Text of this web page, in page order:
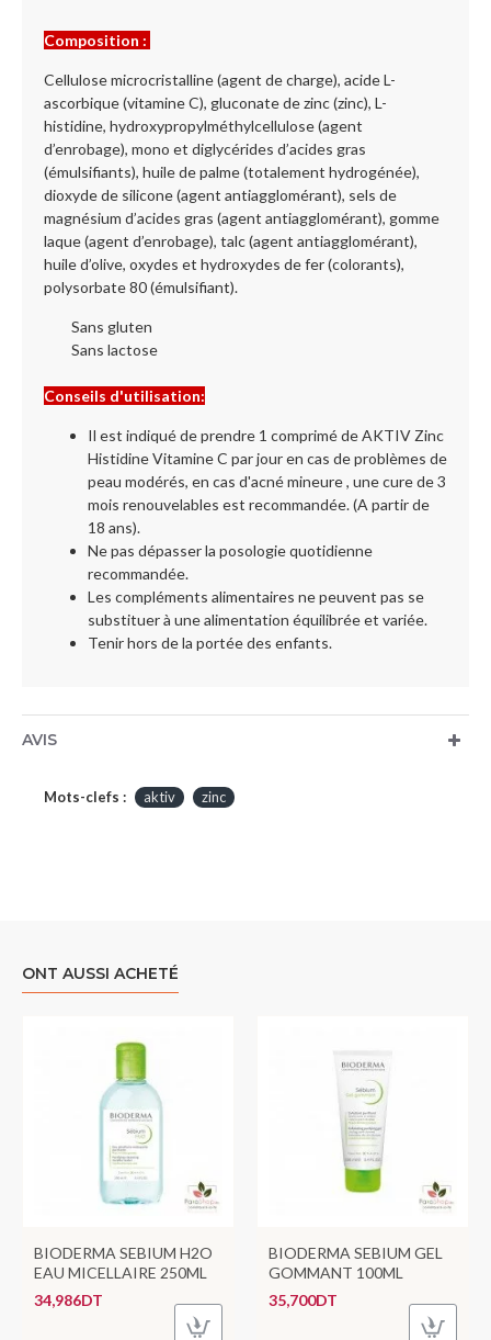
Composition :
Cellulose microcristalline (agent de charge), acide L-
ascorbique (vitamine C), gluconate de zinc (zinc), L-
histidine, hydroxypropylméthylcellulose (agent
d’enrobage), mono et diglycérides d’acides gras
(émulsifiants), huile de palme (totalement hydrogénée),
dioxyde de silicone (agent antiagglomérant), sels de
magnésium d’acides gras (agent antiagglomérant), gomme
laque (agent d’enrobage), talc (agent antiagglomérant),
huile d’olive, oxydes et hydroxydes de fer (colorants),
polysorbate 80 (émulsifiant).
Sans gluten
Sans lactose
Conseils d'utilisation:
Il est indiqué de prendre 1 comprimé de AKTIV Zinc
Histidine Vitamine C par jour en cas de problèmes de
peau modérés, en cas d'acné mineure , une cure de 3
mois renouvelables est recommandée. (A partir de
18 ans)​.
Ne pas dépasser la posologie quotidienne
recommandée.
Les compléments alimentaires ne peuvent pas se
substituer à une alimentation équilibrée et variée.
Tenir hors de la portée des enfants.
AVIS
Mots-clefs : aktiv zinc
ONT AUSSI ACHETÉ
BIODERMA SEBIUM H2O
EAU MICELLAIRE 250ML
34,986DT
BIODERMA SEBIUM GEL
GOMMANT 100ML
35,700DT